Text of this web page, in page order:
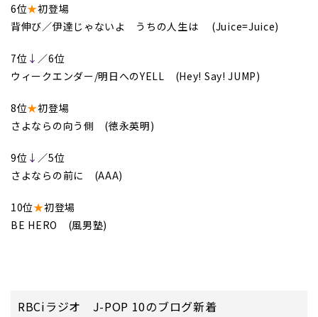
6位★初登場
背伸び／伊達じゃないよ うちの人生は (Juice=Juice)
7位 ↓ ／6位
ウィークエンダー/明日へのYELL (Hey! Say! JUMP)
8位★初登場
さよならの向う側 (徳永英明)
9位 ↓ ／5位
さよならの前に (AAA)
10位★初登場
BE HERO (風男塾)
RBCiラジオ J-POP 10のブログ新着